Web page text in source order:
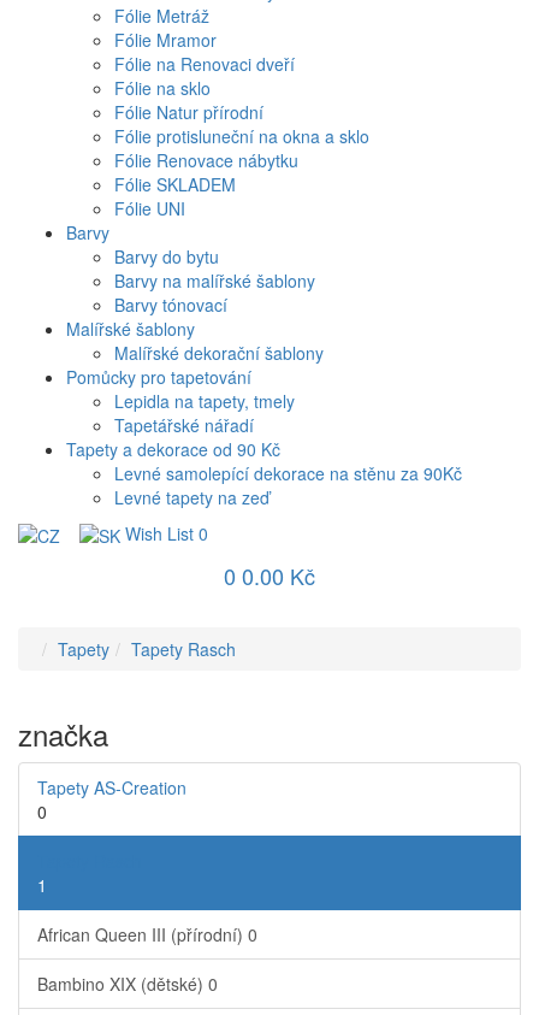
Fólie Metráž
Fólie Mramor
Fólie na Renovaci dveří
Fólie na sklo
Fólie Natur přírodní
Fólie protisluneční na okna a sklo
Fólie Renovace nábytku
Fólie SKLADEM
Fólie UNI
Barvy
Barvy do bytu
Barvy na malířské šablony
Barvy tónovací
Malířské šablony
Malířské dekorační šablony
Pomůcky pro tapetování
Lepidla na tapety, tmely
Tapetářské nářadí
Tapety a dekorace od 90 Kč
Levné samolepící dekorace na stěnu za 90Kč
Levné tapety na zeď
Wish List 0
0 0.00 Kč
Tapety Tapety Rasch
značka
Tapety AS-Creation
0
1
African Queen III (přírodní) 0
Bambino XIX (dětské) 0